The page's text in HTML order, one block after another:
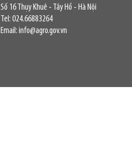
Số 16 Thụy Khuê - Tây Hồ - Hà Nội
Tel: 024.66883264
Email: info@agro.gov.vn